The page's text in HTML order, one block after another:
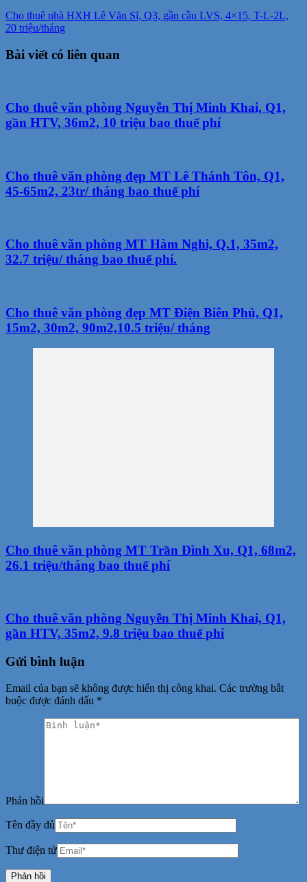
Cho thuê nhà HXH Lê Văn Sĩ, Q3, gần cầu LVS, 4×15, T-L-2L,
20 triệu/tháng
Bài viết có liên quan
Cho thuê văn phòng Nguyễn Thị Minh Khai, Q1,
gần HTV, 36m2, 10 triệu bao thuế phí
Cho thuê văn phòng đẹp MT Lê Thánh Tôn, Q1,
45-65m2, 23tr/ tháng bao thuế phí
Cho thuê văn phòng MT Hàm Nghi, Q.1, 35m2,
32.7 triệu/ tháng bao thuế phí.
Cho thuê văn phòng đẹp MT Điện Biên Phủ, Q1,
15m2, 30m2, 90m2,10.5 triệu/ tháng
Cho thuê văn phòng MT Trần Đình Xu, Q1, 68m2,
26.1 triệu/tháng bao thuế phí
Cho thuê văn phòng Nguyễn Thị Minh Khai, Q1,
gần HTV, 35m2, 9.8 triệu bao thuế phí
Gửi bình luận
Email của bạn sẽ không được hiển thị công khai. Các trường bắt
buộc được đánh dấu *
Phản hồi
Tên đầy đủ
Thư điện tử